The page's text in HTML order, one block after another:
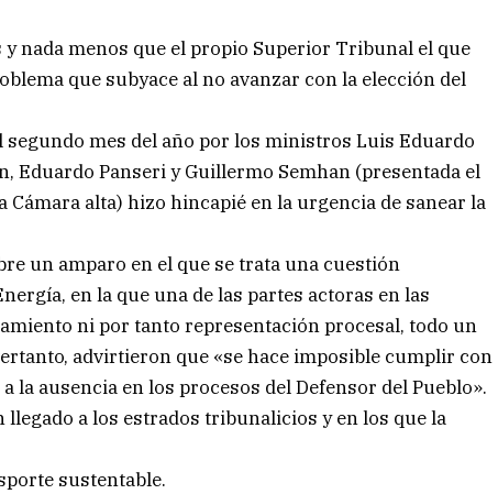
y nada menos que el propio Superior Tribunal el que
que subyace al no avanzar con la elección del
mes del año por los ministros Luis Eduardo
Eduardo Panseri y Guillermo Semhan (presentada el
Cámara alta) hizo hincapié en la urgencia de sanear la
un amparo en el que se trata una cuestión
en la que una de las partes actoras en las
ni por tanto representación procesal, todo un
advirtieron que «se hace imposible cumplir con
la ausencia en los procesos del Defensor del Pueblo».
llegado a los estrados tribunalicios y en los que la
sustentable.